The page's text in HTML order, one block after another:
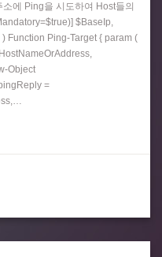
에 Ping을 시도하여 Host들의
$BaseIp,
Function Ping-Target { param (
Object
=